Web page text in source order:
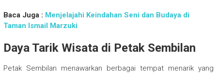
Baca Juga : Menjelajahi Keindahan Seni dan Budaya di
Taman Ismail Marzuki
Daya Tarik Wisata di Petak Sembilan
Petak Sembilan menawarkan berbagai tempat menarik yang